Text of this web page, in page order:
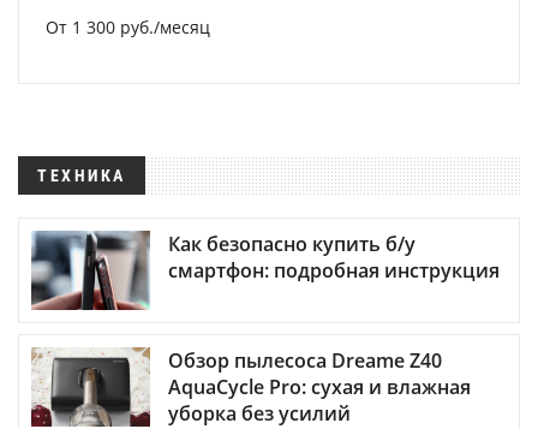
От 1 300 руб./месяц
ТЕХНИКА
Как безопасно купить б/у
смартфон: подробная инструкция
Обзор пылесоса Dreame Z40
AquaCycle Pro: сухая и влажная
уборка без усилий